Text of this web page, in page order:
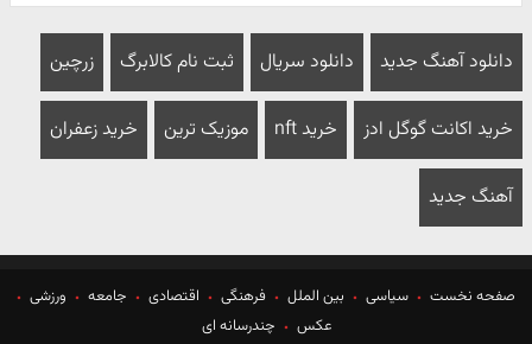
دانلود آهنگ جدید دانلود سریال ثبت نام کالابرگ زرچین
خرید اکانت گوگل ادز خرید nft موزیک ترین خرید زعفران
آهنگ جدید
صفحه نخست سیاسی بین الملل فرهنگی اقتصادی جامعه
ورزشی
عکس
چندرسانه ای